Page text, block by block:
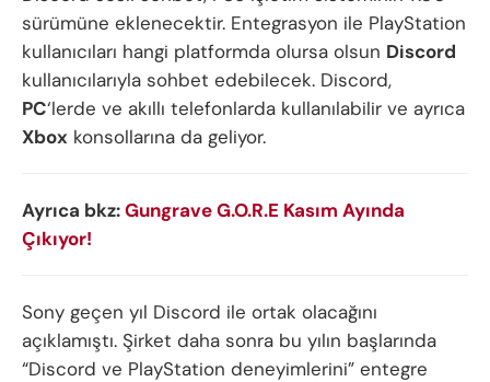
sürümüne eklenecektir. Entegrasyon ile PlayStation
kullanıcıları hangi platformda olursa olsun Discord
kullanıcılarıyla sohbet edebilecek. Discord,
PC‘lerde ve akıllı telefonlarda kullanılabilir ve ayrıca
Xbox konsollarına da geliyor.
Ayrıca bkz:Gungrave G.O.R.E Kasım Ayında
Çıkıyor!
Sony geçen yıl Discord ile ortak olacağını
açıklamıştı. Şirket daha sonra bu yılın başlarında
“Discord ve PlayStation deneyimlerini” entegre